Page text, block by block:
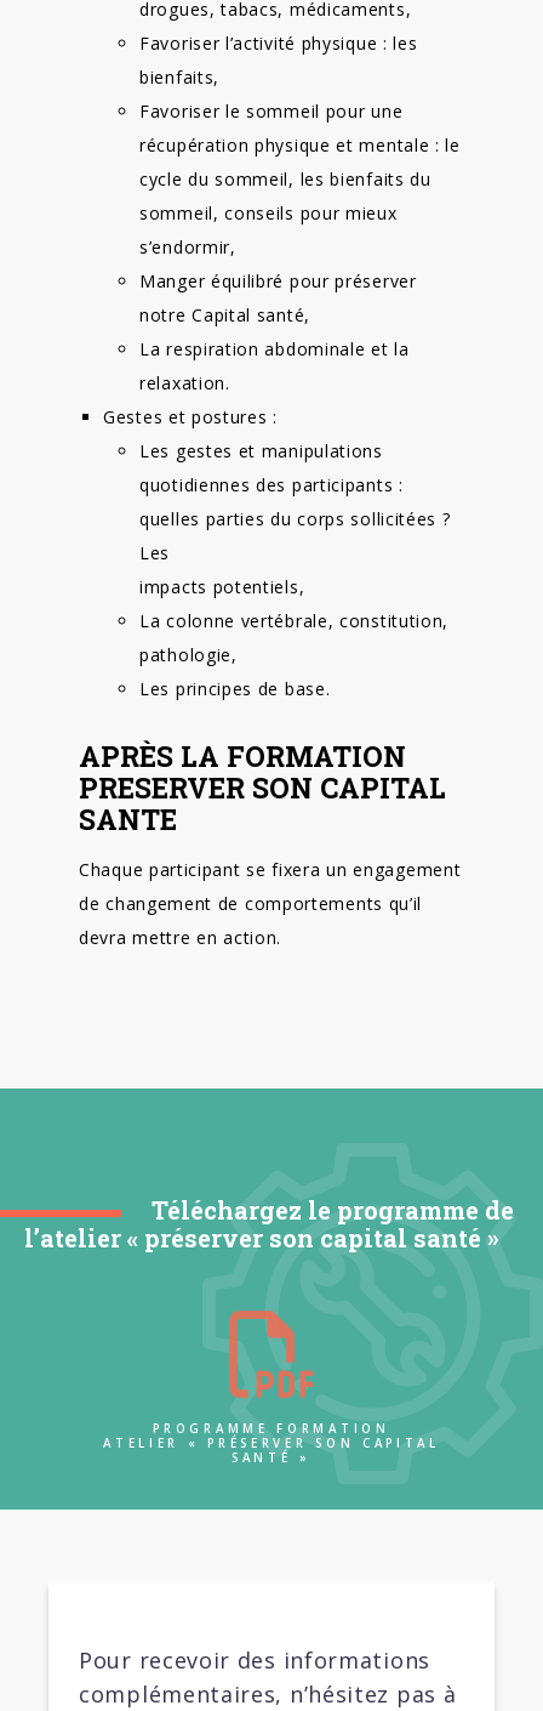
drogues, tabacs, médicaments,
Favoriser l’activité physique : les
bienfaits,
Favoriser le sommeil pour une
récupération physique et mentale : le
cycle du sommeil, les bienfaits du
sommeil, conseils pour mieux
s’endormir,
Manger équilibré pour préserver
notre Capital santé,
La respiration abdominale et la
relaxation.
Gestes et postures :
Les gestes et manipulations
quotidiennes des participants :
quelles parties du corps sollicitées ?
Les
impacts potentiels,
La colonne vertébrale, constitution,
pathologie,
Les principes de base.
APRÈS LA FORMATION
PRESERVER SON CAPITAL
SANTE
Chaque participant se fixera un engagement
de changement de comportements qu’il
devra mettre en action.
Téléchargez le programme de
l’atelier « préserver son capital santé »
PROGRAMME FORMATION
ATELIER « PRÉSERVER SON CAPITAL
SANTÉ »
Pour recevoir des informations
complémentaires, n’hésitez pas à